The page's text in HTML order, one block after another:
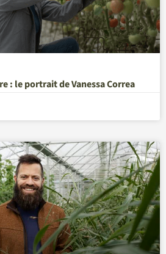
: le portrait de Vanessa Correa